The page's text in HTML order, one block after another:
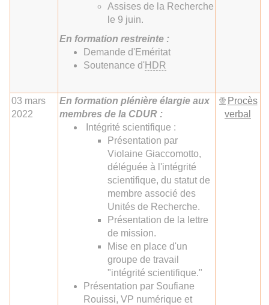
Assises de la Recherche
le 9 juin.
En formation restreinte :
Demande d'Eméritat
Soutenance d' HDR
03 mars
2022
En formation plénière élargie aux
membres de la CDUR :
Intégrité scientifique :
Présentation par
Violaine Giaccomotto,
déléguée à l'intégrité
scientifique, du statut de
membre associé des
Unités de Recherche.
Présentation de la lettre
de mission.
Mise en place d'un
groupe de travail
"intégrité scientifique."
Présentation par Soufiane
Rouissi, VP numérique et
Procès
verbal